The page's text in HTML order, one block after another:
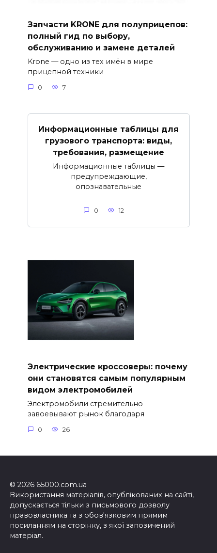
Запчасти KRONE для полуприцепов:
полный гид по выбору,
обслуживанию и замене деталей
Krone — одно из тех имён в мире
прицепной техники
0 7
Информационные таблицы для
грузового транспорта: виды,
требования, размещение
Информационные таблицы —
предупреждающие,
опознавательные
0 12
Электрические кроссоверы: почему
они становятся самым популярным
видом электромобилей
Электромобили стремительно
завоевывают рынок благодаря
0 26
© 2026 65000.com.ua
Використання матеріалів, опублікованих на сайті,
допускається тільки з письмового дозволу
правовласника та з обов'язковим прямим
посиланням на сторінку, з якої запозичений
матеріал.